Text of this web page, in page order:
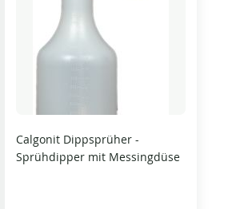
Calgonit Dippsprüher -
Sprühdipper mit Messingdüse